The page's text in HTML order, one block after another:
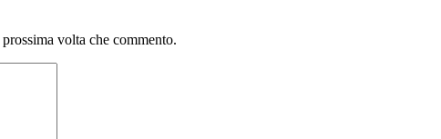
volta che commento.